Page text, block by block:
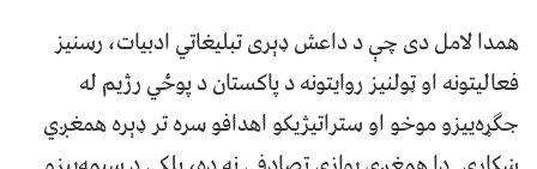
همدا لامل دی چې د داعش ډېری تبليغاتي ادبيات، رسنيز
فعاليتونه او ټولنيز روايتونه د پاکستان د پوځي رژيم له
جګړه‌ييزو موخو او ستراتيژيکو اهدافو سره تر ډېره همغږي